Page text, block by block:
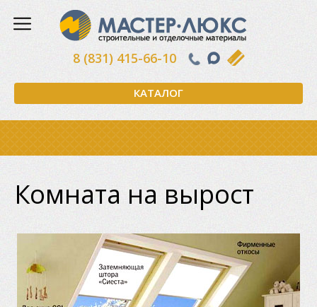
КАТАЛОГ
8 (831) 415-66-10
Комната на вырост